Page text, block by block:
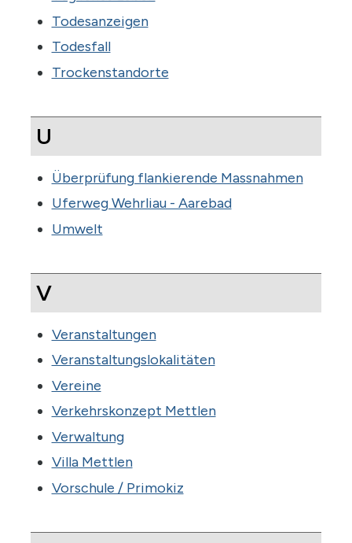
Todesanzeigen
Todesfall
Trockenstandorte
U
Überprüfung flankierende Massnahmen
Uferweg Wehrliau - Aarebad
Umwelt
V
Veranstaltungen
Veranstaltungslokalitäten
Vereine
Verkehrskonzept Mettlen
Verwaltung
Villa Mettlen
Vorschule / Primokiz